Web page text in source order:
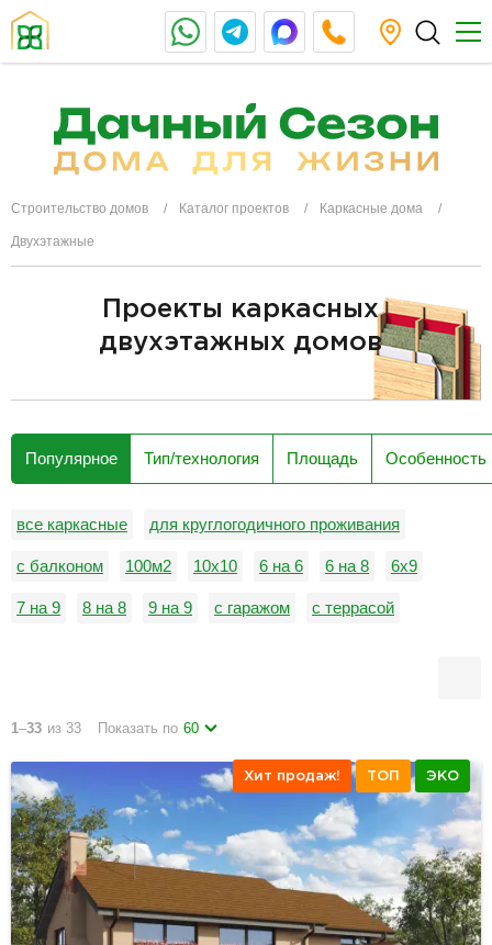
Строительство домов Каталог проектов Каркасные дома
Двухэтажные
Проекты каркасных
двухэтажных домов
Популярное Тип/технология Площадь Особенность
все каркасные для круглогодичного проживания
с балконом 100м2 10х10 6 на 6 6 на 8 6х9
7 на 9 8 на 8 9 на 9 с гаражом с террасой
1–33 из 33 Показать по 60
Хит продаж! ТОП ЭКО